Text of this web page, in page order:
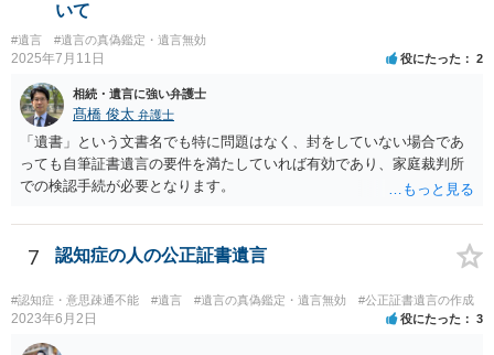
いて
#遺言 #遺言の真偽鑑定・遺言無効
2025年7月11日 役にたった 2
相続・遺言に強い弁護士
髙橋 俊太 弁護士
「遺書」という文書名でも特に問題はなく、封をしていない場合であ
っても自筆証書遺言の要件を満たしていれば有効であり、家庭裁判所
での検認手続が必要となります。
7 認知症の人の公正証書遺言
#認知症・意思疎通不能 #遺言 #遺言の真偽鑑定・遺言無効 #公正証書遺言の作成
2023年6月2日 役にたった 3